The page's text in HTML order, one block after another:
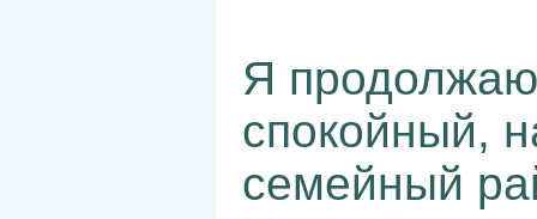
Я
спокойный,
семейный